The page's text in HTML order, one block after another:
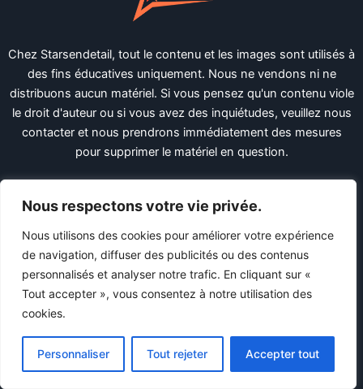
Nous respectons votre vie privée.
Nous utilisons des cookies pour améliorer votre expérience
de navigation, diffuser des publicités ou des contenus
personnalisés et analyser notre trafic. En cliquant sur «
Tout accepter », vous consentez à notre utilisation des
cookies.
Personnaliser Tout rejeter Accepter tout
Chez Starsendetail, tout le contenu et les images sont utilisés à
des fins éducatives uniquement. Nous ne vendons ni ne
distribuons aucun matériel. Si vous pensez qu'un contenu viole
le droit d'auteur ou si vous avez des inquiétudes, veuillez nous
contacter et nous prendrons immédiatement des mesures
pour supprimer le matériel en question.
X Facebook LinkedIn Pinterest
Liens utiles
Politique De Confidentialité
Termes et conditions
DMCA
Plan du site HTML
Liens rapides